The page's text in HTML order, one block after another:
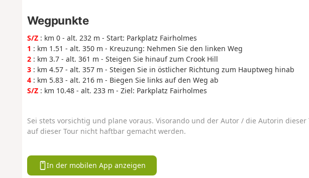
Wegpunkte
S/Z: km 0 - alt. 232 m - Start: Parkplatz Fairholmes
1 : km 1.51 - alt. 350 m - Kreuzung: Nehmen Sie den linken Weg
2: km 3.7 - alt. 361 m - Steigen Sie hinauf zum Crook Hill
3: km 4.57 - alt. 357 m - Steigen Sie in östlicher Richtung zum Hauptweg hinab
4: km 5.83 - alt. 216 m - Biegen Sie links auf den Weg ab
S/Z: km 10.48 - alt. 233 m - Ziel: Parkplatz Fairholmes
Sei stets vorsichtig und plane voraus. Visorando und der Autor / die Autorin dieser
auf dieser Tour nicht haftbar gemacht werden.
In der mobilen App anzeigen